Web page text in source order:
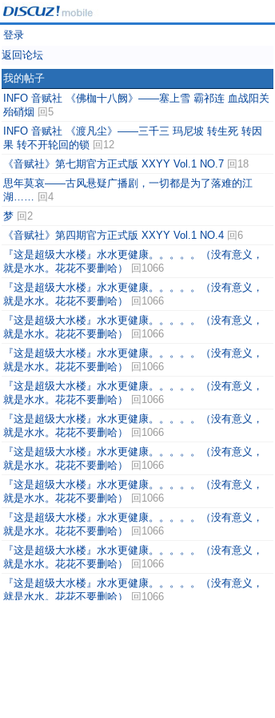
登录
返回论坛
我的帖子
INFO 音赋社 《佛枷十八阙》——塞上雪 霸祁连 血战阳关
殆硝烟 回5
INFO 音赋社 《渡凡尘》——三千三 玛尼坡 转生死 转因
果 转不开轮回的锁 回12
《音赋社》第七期官方正式版 XXYY Vol.1 NO.7 回18
思年莫哀——古风悬疑广播剧，一切都是为了落难的江
湖…… 回4
梦 回2
《音赋社》第四期官方正式版 XXYY Vol.1 NO.4 回6
『这是超级大水楼』水水更健康。。。。。（没有意义，
就是水水。花花不要删哈）
回1066
『这是超级大水楼』水水更健康。。。。。（没有意义，
就是水水。花花不要删哈）
回1066
『这是超级大水楼』水水更健康。。。。。（没有意义，
就是水水。花花不要删哈）
回1066
『这是超级大水楼』水水更健康。。。。。（没有意义，
就是水水。花花不要删哈）
回1066
『这是超级大水楼』水水更健康。。。。。（没有意义，
就是水水。花花不要删哈）
回1066
『这是超级大水楼』水水更健康。。。。。（没有意义，
就是水水。花花不要删哈）
回1066
『这是超级大水楼』水水更健康。。。。。（没有意义，
就是水水。花花不要删哈）
回1066
『这是超级大水楼』水水更健康。。。。。（没有意义，
就是水水。花花不要删哈）
回1066
『这是超级大水楼』水水更健康。。。。。（没有意义，
就是水水。花花不要删哈）
回1066
『这是超级大水楼』水水更健康。。。。。（没有意义，
就是水水。花花不要删哈）
回1066
『这是超级大水楼』水水更健康。。。。。（没有意义，
就是水水。花花不要删哈）
回1066